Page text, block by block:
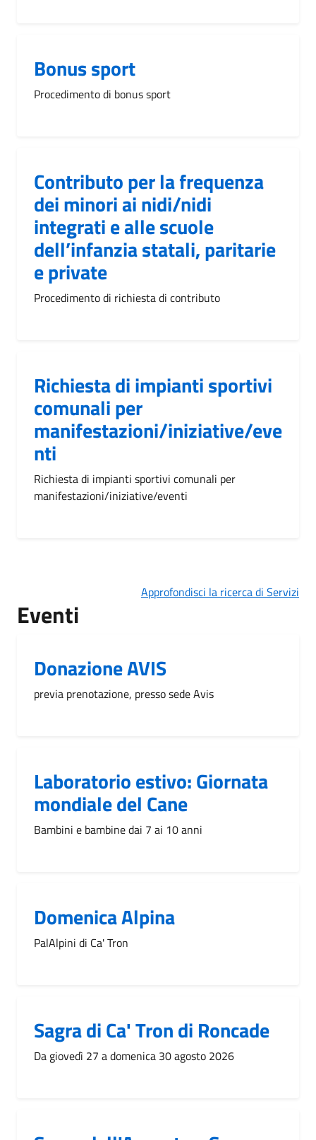
Bonus sport
Procedimento di bonus sport
Contributo per la frequenza
dei minori ai nidi/nidi
integrati e alle scuole
dell’infanzia statali, paritarie
e private
Procedimento di richiesta di contributo
Richiesta di impianti sportivi
comunali per
manifestazioni/iniziative/eve
nti
Richiesta di impianti sportivi comunali per
manifestazioni/iniziative/eventi
Approfondisci la ricerca di Servizi
Eventi
Donazione AVIS
previa prenotazione, presso sede Avis
Laboratorio estivo: Giornata
mondiale del Cane
Bambini e bambine dai 7 ai 10 anni
Domenica Alpina
PalAlpini di Ca' Tron
Sagra di Ca' Tron di Roncade
Da giovedì 27 a domenica 30 agosto 2026